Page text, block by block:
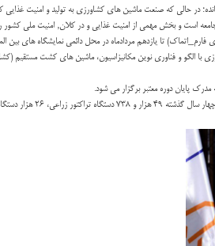
در حالی که صنعت ماشین های کشاورزی به تولید و امنیت غذایی
است و بخش مهمی از امنیت غذایی و در کلان, امنیت ملی کشور
تا یازدهم مردادماه در محل دائمی نمایشگاه های بین
با الگو و فناوری نوین مکانیزاسیون، ماشین های کشت مستقیم
پایان دوره معتبر برگزار می شود.